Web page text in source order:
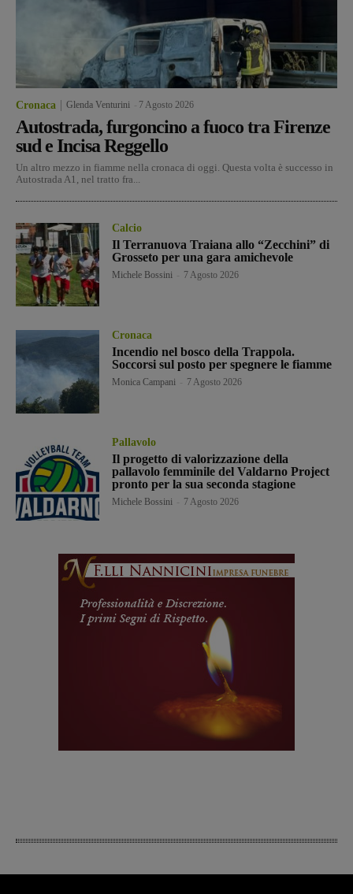
Cronaca Glenda Venturini 7 Agosto 2026
Autostrada, furgoncino a fuoco tra Firenze
sud e Incisa Reggello
Un altro mezzo in fiamme nella cronaca di oggi. Questa volta è successo in
Autostrada A1, nel tratto fra...
Calcio
Il Terranuova Traiana allo “Zecchini” di
Grosseto per una gara amichevole
Michele Bossini 7 Agosto 2026
Cronaca
Incendio nel bosco della Trappola.
Soccorsi sul posto per spegnere le fiamme
Monica Campani 7 Agosto 2026
Pallavolo
Il progetto di valorizzazione della
pallavolo femminile del Valdarno Project
pronto per la sua seconda stagione
Michele Bossini 7 Agosto 2026